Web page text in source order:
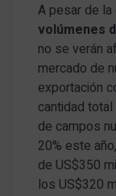
A pesar de
volúmenes
no se verán
mercado de
exportación
cantidad
de campos
20% este
de US$350
los US$320